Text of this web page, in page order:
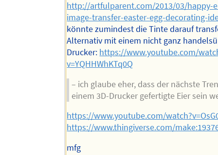
http://artfulparent.com/2013/03/happy-
image-transfer-easter-egg-decorating-
könnte zumindest die Tinte darauf
Alternativ mit einem nicht ganz
Drucker: https://www.youtube.com/
v=YQHHWhKTq0Q
– ich glaube eher, dass der nächste
einem 3D-Drucker gefertigte Eier sein
https://www.youtube.com/
https://www.thingiverse.com/
mfg